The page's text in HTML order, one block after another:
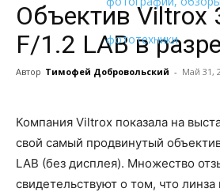
Объектив Viltrox
F/1.2 LAB в
Автор Тимофей Добровольский - Май 31,
Компания Viltrox показала на
свой самый продвинутый
LAB (без дисплея). Множество
свидетельствуют о том, что